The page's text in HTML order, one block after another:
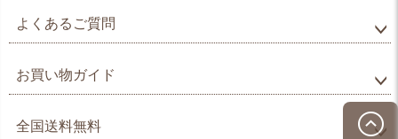
よくあるご質問
お買い物ガイド
全国送料無料